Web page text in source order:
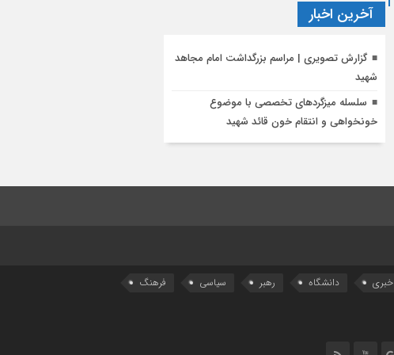
آخرین اخبار
گزارش تصویری | مراسم بزرگداشت امام مجاهد
شهید
سلسله میزگردهای تخصصی با موضوع
خونخواهی و انتقام خون قائد شهید
خبری دانشگاه رهبر سیاسی
فرهنگ